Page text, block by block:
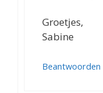
Groetjes,
Sabine
Beantwoorden